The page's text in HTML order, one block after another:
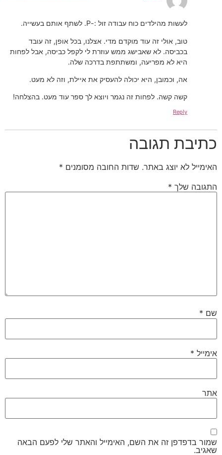
לעשות מהילדים כוח עבודה זול :-P. לשתף אותם בעשייה.
טוב, אולי זה עוד מוקדם מדי. אצלנו, בכל אופן, זה עובד
בכביסה. לא שאבישג ממש עוזרת לי לקפל כביסה, אבל לפחות
היא לא מפריעה, ומשתתפת בדרכה שלה.
אה, וכמובן, היא יכולה להעסיק את איילת, וזה לא מעט.
קשה קשה. לפחות זה נגמר ויוצא לך ספר עוד מעט. בהצלחה!
Reply
כתיבת תגובה
האימייל לא יוצג באתר. שדות החובה מסומנים *
התגובה שלך *
שם *
אימייל *
אתר
שמור בדפדפן זה את השם, האימייל והאתר שלי לפעם הבאה
שאגיב.